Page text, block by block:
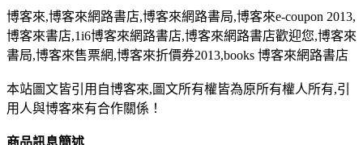
博客來,博客來網路書店,博客來網路書局,博客來e-coupon 2013,
博客來書店,1i6博客來網路書店,博客來網路書店歡迎您,博客來
書局,博客來售票網,博客來折價券2013,books 博客來網路書店
本站圖文皆引用自博客來,圖文所有權皆為原所有權人所有,引
用人與博客來有合作關係！
商品訊息簡述